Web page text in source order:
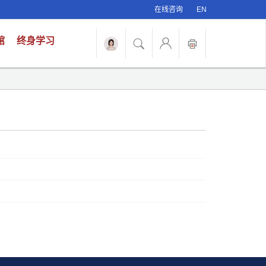
在线咨询 EN
终身学习